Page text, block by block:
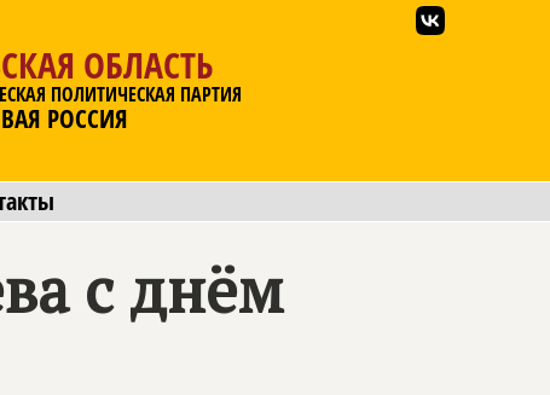
ОБЛАСТЬ
ПОЛИТИЧЕСКАЯ ПАРТИЯ
РОССИЯ
с днём